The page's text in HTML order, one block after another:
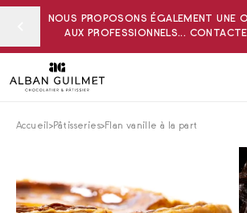
NOUS PROPOSONS ÉGALEMENT UNE
AUX PROFESSIONNELS...
Accueil Pâtisseries Flan vanille à la part